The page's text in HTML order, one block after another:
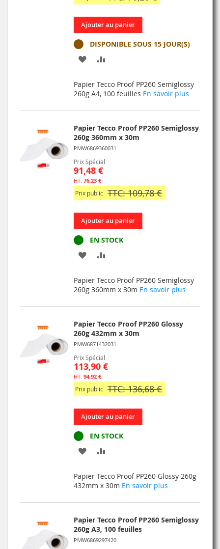
Ajouter au panier
DISPONIBLE SOUS 15 JOUR(S)
AJOUTER
MA
LISTE
D’ENVIE
COMPARATEUR
Papier Tecco Proof PP260 Semiglossy
260g A4, 100 feuilles En savoir plus
Papier Tecco Proof PP260 Semiglossy
260g 360mm x 30m
PMW6869360031
Prix Spécial
91,48 €
76,23 €
Prix public TTC: 109,78 €
Ajouter au panier
EN STOCK
AJOUTER
MA
LISTE
D’ENVIE
COMPARATEUR
Papier Tecco Proof PP260 Semiglossy
260g 360mm x 30m En savoir plus
Papier Tecco Proof PP260 Glossy
260g 432mm x 30m
PMW6871432031
Prix Spécial
113,90 €
94,92 €
Prix public TTC: 136,68 €
Ajouter au panier
EN STOCK
AJOUTER
MA
LISTE
D’ENVIE
COMPARATEUR
Papier Tecco Proof PP260 Glossy 260g
432mm x 30m En savoir plus
Papier Tecco Proof PP260 Semiglossy
260g A3, 100 feuilles
PMW6869297420